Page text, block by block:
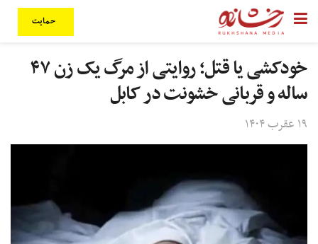
حمایت
خودکشی یا قتل؛ روایتی از مرگ یک زن ۴۷
ساله و قربانی خشونت در کابل
۱۹ عقرب ۱۴۰۴